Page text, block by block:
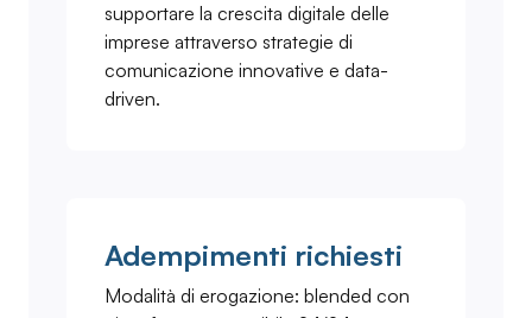
supportare la crescita digitale delle
imprese attraverso strategie di
comunicazione innovative e data-
driven.
Adempimenti richiesti
Modalità di erogazione: blended con